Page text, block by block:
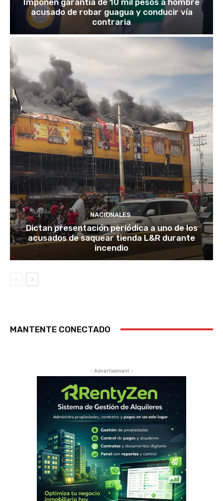
Imponen garantía de 10 mil pesos a hombre
acusado de robar guagua y conducir vía
contraria
NACIONALES
Dictan presentación periódica a uno de los
acusados de saquear tienda L&R durante
incendio
MANTENTE CONECTADO
- Advertisement -